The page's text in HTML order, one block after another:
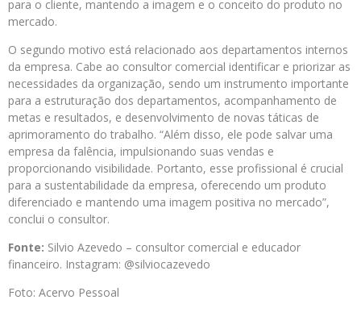
para o cliente, mantendo a imagem e o conceito do produto no
mercado.
O segundo motivo está relacionado aos departamentos internos
da empresa. Cabe ao consultor comercial identificar e priorizar as
necessidades da organização, sendo um instrumento importante
para a estruturação dos departamentos, acompanhamento de
metas e resultados, e desenvolvimento de novas táticas de
aprimoramento do trabalho. “Além disso, ele pode salvar uma
empresa da falência, impulsionando suas vendas e
proporcionando visibilidade. Portanto, esse profissional é crucial
para a sustentabilidade da empresa, oferecendo um produto
diferenciado e mantendo uma imagem positiva no mercado”,
conclui o consultor.
Fonte: Silvio Azevedo – consultor comercial e educador
financeiro. Instagram: @silviocazevedo
Foto: Acervo Pessoal